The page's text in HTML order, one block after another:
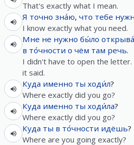
That's exactly what I mean.
Я точно зна́ю, что тебе
I know exactly what you need.
Мне не нужно бы́ло
в то́чности о чём там речь.
I didn't have to open the
it said.
Куда именно ты ходи́л?
Where exactly did you go?
Куда именно ты ходи́ла?
Where exactly did you go?
Куда ты в то́чности идёшь?
Where are you going exactly?